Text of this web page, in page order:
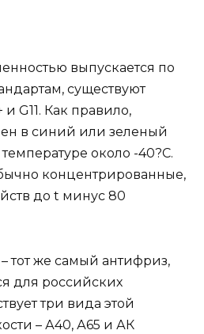
выпускается по
существуют
и G11. Как правило,
в синий или зеленый
около -40?C.
концентрированные,
до t минус 80
тот же самый антифриз,
для российских
три вида этой
– А40, А65 и АК